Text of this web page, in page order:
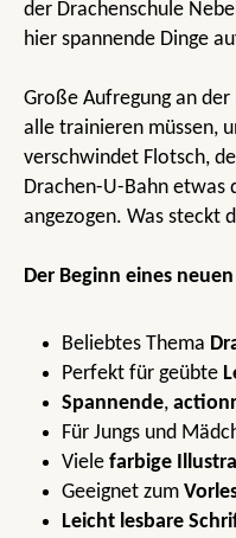
der Drachenschule
hier spannende Dinge
Große Aufregung an
alle trainieren müssen,
verschwindet Flotsch,
Drachen-U-Bahn etwas
angezogen. Was steckt
Der Beginn eines
Beliebtes Thema
Perfekt für geübte
Spannende,
Für Jungs und
Viele farbige
Geeignet zum
Leicht lesbare